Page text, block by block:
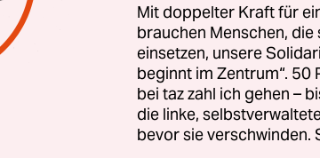
Himmel blau. Morgens und
gelb, orange und manchmal sogar
Farben. Warum ist das so?
ist es wichtig zu verstehen, dass
umhüllt ist, die sich Atmosphäre
Mit doppelter Kraft für
brauchen Menschen,
einsetzen, unsere
beginnt im Zentrum“. 50
bei taz zahl ich gehen –
die linke,
bevor sie verschwinden.